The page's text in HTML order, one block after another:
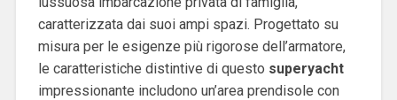
caratterizzata dai suoi ampi spazi. Progettato su
misura per le esigenze più rigorose dell’armatore,
le caratteristiche distintive di questo superyacht
impressionante includono un’area prendisole con